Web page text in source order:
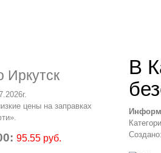
Иркутск
цены на заправках
95.55 руб.
В